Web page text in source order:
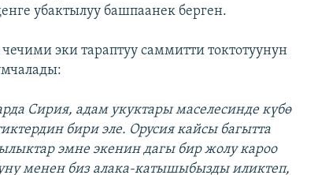
убактылуу башпаанек берген.
эки тараптуу саммитти токтотуунун
Сирия, адам укуктары маселесинде күбө
бири эле. Орусия кайсы багытта
эмне экенин дагы бир жолу кароо
менен биз алака-катышыбызды иликтеп,